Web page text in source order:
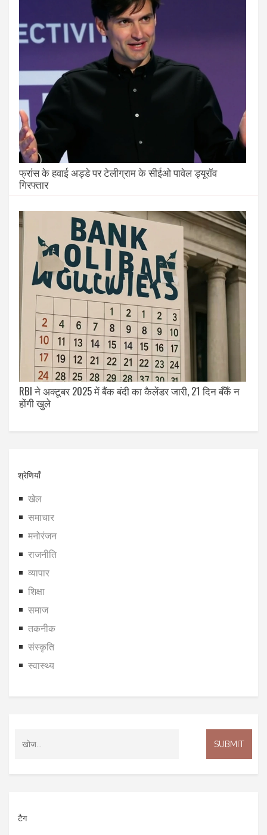
फ्रांस के हवाई अड्डे पर टेलीग्राम के सीईओ पावेल ड्यूरॉव
गिरफ्तार
RBI ने अक्टूबर 2025 में बैंक बंदी का कैलेंडर जारी, 21 दिन बँकेँ न
होंगी खुले
श्रेणियाँ
खेल
समाचार
मनोरंजन
राजनीति
व्यापार
शिक्षा
समाज
तकनीक
संस्कृति
स्वास्थ्य
टैग